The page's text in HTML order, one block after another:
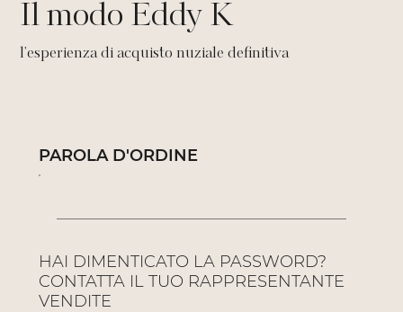
l'esperienza di acquisto nuziale definitiva
Il modo Eddy K
HAI DIMENTICATO LA PASSWORD?
CONTATTA IL TUO RAPPRESENTANTE
VENDITE
PAROLA D'ORDINE